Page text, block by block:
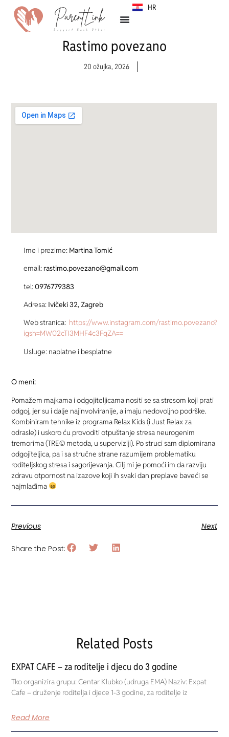
HR
SR
Rastimo povezano
20 ožujka, 2026
Ime i prezime: Martina Tomić
email: rastimo.povezano@gmail.com
tel: 0976779383
Adresa: Ivičeki 32, Zagreb
Web stranica: https://www.instagram.com/rastimo.povezano?
igsh=MW02cTI3MHF4c3FqZA==
Usluge: naplatne i besplatne
O meni:
Pomažem majkama i odgojiteljicama nositi se sa stresom koji prati
odgoj, jer su i dalje najinvolviranije, a imaju nedovoljno podrške.
Kombiniram tehnike iz programa Relax Kids (i Just Relax za
odrasle) i uskoro ću provoditi otpuštanje stresa neurogenim
tremorima (TRE© metoda, u superviziji). Po struci sam diplomirana
odgojiteljica, pa i sa stručne strane razumijem problematiku
roditeljskog stresa i sagorijevanja. Cilj mi je pomoći im da razviju
zdravu otpornost na izazove koji ih svaki dan preplave baveći se
najmlađima
Previous Next
Share the Post:
Related Posts
EXPAT CAFE – za roditelje i djecu do 3 godine
Tko organizira grupu: Centar Klubko (udruga EMA) Naziv: Expat
Cafe – druženje roditelja i djece 1-3 godine, za roditelje iz
Read More